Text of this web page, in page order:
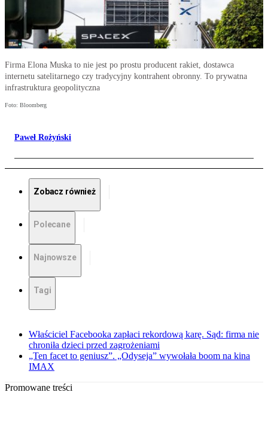
Firma Elona Muska to nie jest po prostu producent rakiet, dostawca
internetu satelitarnego czy tradycyjny kontrahent obronny. To prywatna
infrastruktura geopolityczna
Foto: Bloomberg
Paweł Rożyński
Zobacz również
Polecane
Najnowsze
Tagi
Właściciel Facebooka zapłaci rekordową karę. Sąd: firma nie
chroniła dzieci przed zagrożeniami
„Ten facet to geniusz”. „Odyseja” wywołała boom na kina
IMAX
Promowane treści